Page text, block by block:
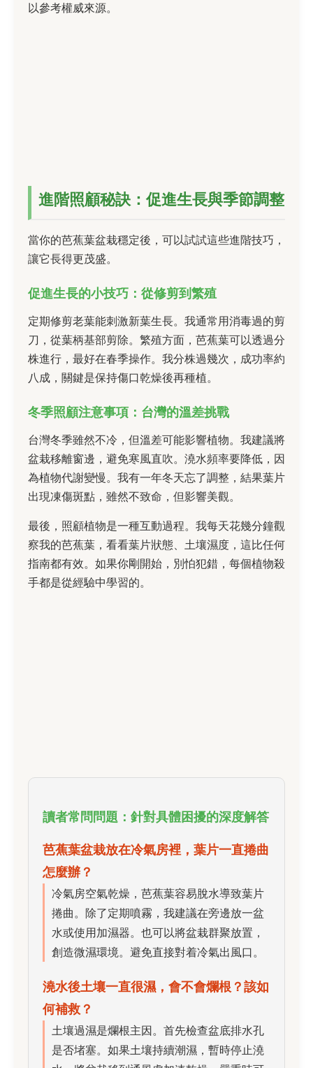
以參考權威來源。
進階照顧秘訣：促進生長與季節調整
當你的芭蕉葉盆栽穩定後，可以試試這些進階技巧，
讓它長得更茂盛。
促進生長的小技巧：從修剪到繁殖
定期修剪老葉能刺激新葉生長。我通常用消毒過的剪
刀，從葉柄基部剪除。繁殖方面，芭蕉葉可以透過分
株進行，最好在春季操作。我分株過幾次，成功率約
八成，關鍵是保持傷口乾燥後再種植。
冬季照顧注意事項：台灣的溫差挑戰
台灣冬季雖然不冷，但溫差可能影響植物。我建議將
盆栽移離窗邊，避免寒風直吹。澆水頻率要降低，因
為植物代謝變慢。我有一年冬天忘了調整，結果葉片
出現凍傷斑點，雖然不致命，但影響美觀。
最後，照顧植物是一種互動過程。我每天花幾分鐘觀
察我的芭蕉葉，看看葉片狀態、土壤濕度，這比任何
指南都有效。如果你剛開始，別怕犯錯，每個植物殺
手都是從經驗中學習的。
讀者常問問題：針對具體困擾的深度解答
芭蕉葉盆栽放在冷氣房裡，葉片一直捲曲
怎麼辦？
冷氣房空氣乾燥，芭蕉葉容易脫水導致葉片
捲曲。除了定期噴霧，我建議在旁邊放一盆
水或使用加濕器。也可以將盆栽群聚放置，
創造微濕環境。避免直接對着冷氣出風口。
澆水後土壤一直很濕，會不會爛根？該如
何補救？
土壤過濕是爛根主因。首先檢查盆底排水孔
是否堵塞。如果土壤持續潮濕，暫時停止澆